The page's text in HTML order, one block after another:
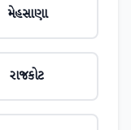
મેહસાણા
રાજકોટ